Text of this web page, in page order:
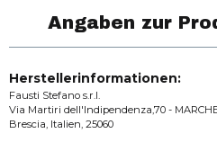
Angaben zur
Herstellerinformationen:
Fausti Stefano s.r.l.
Via Martiri dell'Indipendenza,70 -
Brescia, Italien, 25060